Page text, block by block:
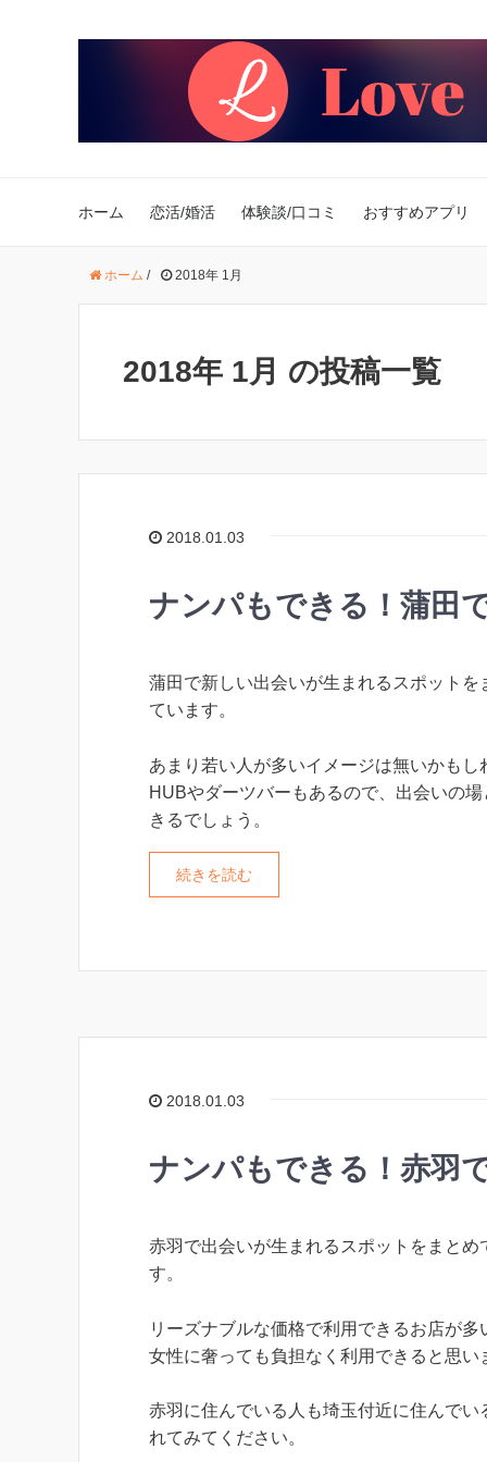
ホーム 恋活/婚活 体験談/口コミ おすすめアプリ
ホーム / 2018年 1月
2018年 1月 の投稿一覧
2018.01.03
ナンパもできる！蒲田
蒲田で新しい出会いが生まれるスポットを
ています。
あまり若い人が多いイメージは無いかもし
HUBやダーツバーもあるので、出会いの
きるでしょう。
続きを読む
2018.01.03
ナンパもできる！赤羽
赤羽で出会いが生まれるスポットをまとめ
す。
リーズナブルな価格で利用できるお店が多
女性に奢っても負担なく利用できると思い
赤羽に住んでいる人も埼玉付近に住んでい
れてみてください。